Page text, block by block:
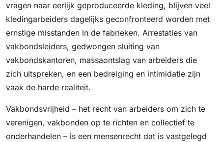
vragen naar eerlijk geproduceerde kleding, blijven veel
kledingarbeiders dagelijks geconfronteerd worden met
ernstige misstanden in de fabrieken. Arrestaties van
vakbondsleiders, gedwongen sluiting van
vakbondskantoren, massaontslag van arbeiders die
zich uitspreken, en een bedreiging en intimidatie zijn
vaak de harde realiteit.
Vakbondsvrijheid – het recht van arbeiders om zich te
verenigen, vakbonden op te richten en collectief te
onderhandelen – is een mensenrecht dat is vastgelegd